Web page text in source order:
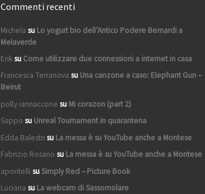
Commenti recenti
Michela su Lo yogurt bio dell’Antico Podere Bernardi a
Melaverde
Eriksu Come utilizzare due connessioni a internet in casa
Francesca Terranova su Una canzone a caso: Elephant Gun –
Beirut
polly iannaccone su Mi corazon (part 2)
Sappo su Unreal Tournament in quarantena
Edda Balestri su La messa è su YouTube anche a Montese
Fabrizio Rosano su La messa è su YouTube anche a Montese
apontelli suSimply Red – Picture Book
Luciana su La webcam di Sassomolare